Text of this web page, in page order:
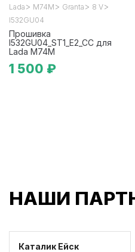
Lada > М74М > Granta > 8 V>
I532GU04
Прошивка
I532GU04_ST1_E2_CC для
Lada М74М
1 500 ₽
НАШИ
Каталик Ейск